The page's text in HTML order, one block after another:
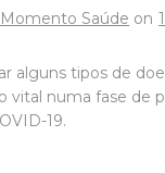
Momento Saúde on
alguns tipos de
vital numa fase de
19.